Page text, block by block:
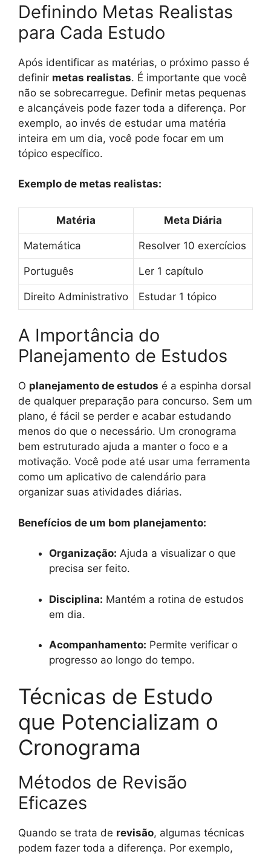
Definindo Metas Realistas
para Cada Estudo
Após identificar as matérias, o próximo passo é
definir metas realistas. É importante que você
não se sobrecarregue. Definir metas pequenas
e alcançáveis pode fazer toda a diferença. Por
exemplo, ao invés de estudar uma matéria
inteira em um dia, você pode focar em um
tópico específico.
Exemplo de metas realistas:
Matéria Meta Diária
Matemática Resolver 10 exercícios
Português Ler 1 capítulo
Direito Administrativo Estudar 1 tópico
A Importância do
Planejamento de Estudos
O planejamento de estudos é a espinha dorsal
de qualquer preparação para concurso. Sem um
plano, é fácil se perder e acabar estudando
menos do que o necessário. Um cronograma
bem estruturado ajuda a manter o foco e a
motivação. Você pode até usar uma ferramenta
como um aplicativo de calendário para
organizar suas atividades diárias.
Benefícios de um bom planejamento:
Organização: Ajuda a visualizar o que
precisa ser feito.
Disciplina: Mantém a rotina de estudos
em dia.
Acompanhamento: Permite verificar o
progresso ao longo do tempo.
Técnicas de Estudo
que Potencializam o
Cronograma
Métodos de Revisão
Eficazes
Quando se trata de revisão, algumas técnicas
podem fazer toda a diferença. Por exemplo,